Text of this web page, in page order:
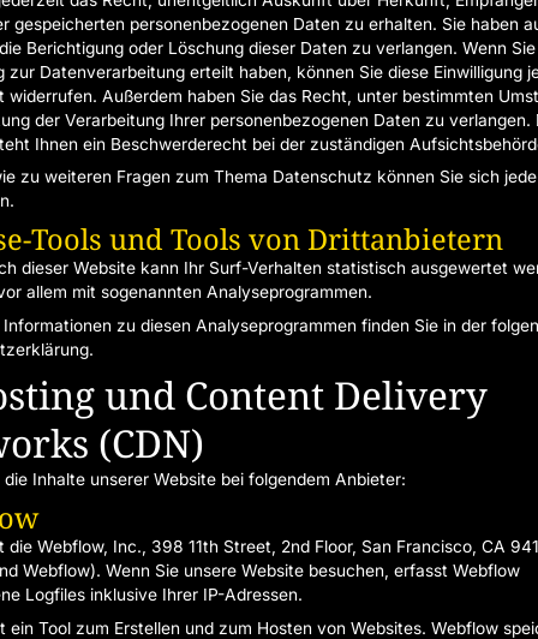
gespeicherten personenbezogenen Daten zu erhalten. Sie haben
Berichtigung oder Löschung dieser Daten zu verlangen. Wenn
zur Datenverarbeitung erteilt haben, können Sie diese Einwilligung
widerrufen. Außerdem haben Sie das Recht, unter bestimmten
der Verarbeitung Ihrer personenbezogenen Daten zu verlangen.
Ihnen ein Beschwerderecht bei der zuständigen
zu weiteren Fragen zum Thema Datenschutz können Sie sich
Tools und Tools von Dritt­anbietern
dieser Website kann Ihr Surf-Verhalten statistisch ausgewertet
allem mit sogenannten Analyseprogrammen.
zu diesen Analyseprogrammen finden Sie in der
und Content Delivery
(CDN)
Inhalte unserer Website bei folgendem Anbieter:
die Webflow, Inc., 398 11th Street, 2nd Floor, San Francisco, CA
Webflow). Wenn Sie unsere Website besuchen, erfasst Webflow
Logfiles inklusive Ihrer IP-Adressen.
ein Tool zum Erstellen und zum Hosten von Websites. Webflow